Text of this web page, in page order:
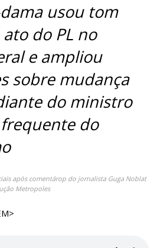
usou tom
do PL no
e ampliou
sobre mudança
do ministro
frequente do
após comentárop do jornalista Guga Noblat
Metropoles